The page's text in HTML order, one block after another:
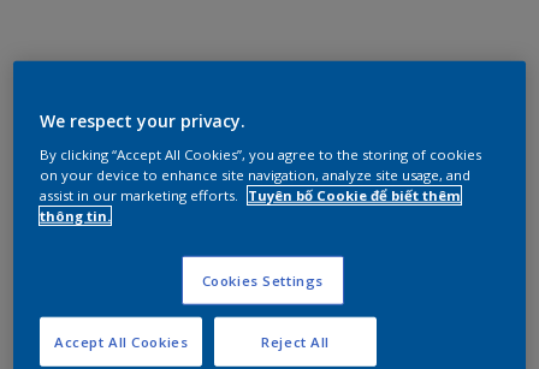
We respect your privacy.
By clicking “Accept All Cookies”, you agree to the storing of cookies
on your device to enhance site navigation, analyze site usage, and
assist in our marketing efforts.
Tuyên bố Cookie để biết thêm
thông tin.
Cookies Settings
Reject All
Accept All Cookies